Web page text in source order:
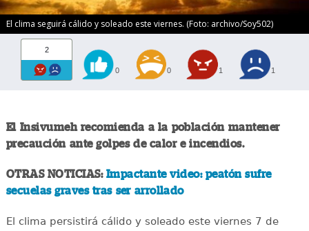
El clima seguirá cálido y soleado este viernes. (Foto: archivo/Soy502)
2
0 0 1 1
El Insivumeh recomienda a la población mantener
precaución ante golpes de calor e incendios.
OTRAS NOTICIAS: Impactante video: peatón sufre
secuelas graves tras ser arrollado
El clima persistirá cálido y soleado este viernes 7 de